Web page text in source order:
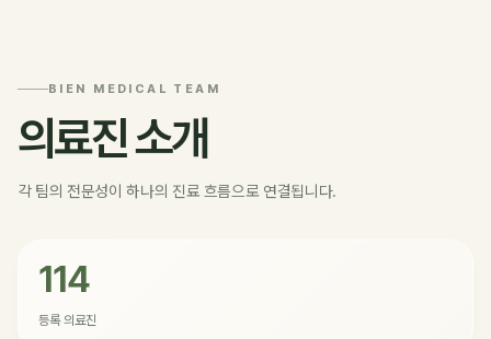
BIEN MEDICAL TEAM
의료진 소개
각 팀의 전문성이 하나의 진료 흐름으로 연결됩니다.
114
등록 의료진